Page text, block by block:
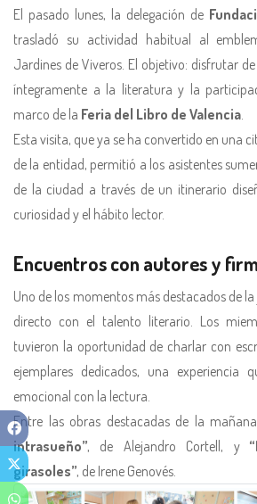
El pasado lunes, la delegación de
trasladó su actividad habitual al
Jardines de Viveros. El objetivo: disfrutar
íntegramente a la literatura y la
marco de la Feria del Libro de Valencia.
Esta visita, que ya se ha convertido en una
de la entidad, permitió a los asistentes
de la ciudad a través de un itinerario
curiosidad y el hábito lector.
Encuentros con autores y
Uno de los momentos más destacados de
directo con el talento literario. Los
tuvieron la oportunidad de charlar con
ejemplares dedicados, una experiencia
emocional con la lectura.
Entre las obras destacadas de la
intrasueño”, de Alejandro Cortell, y
girasoles”, de Irene Genovés.